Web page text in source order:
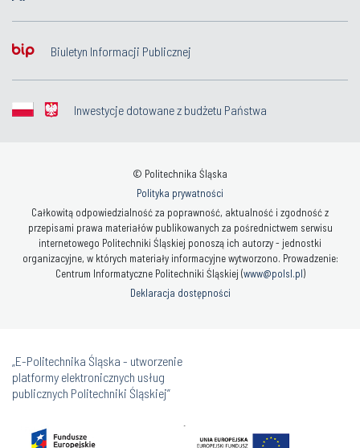
Biuletyn Informacji Publicznej
Inwestycje dotowane z budżetu Państwa
© Politechnika Śląska
Polityka prywatności
Całkowitą odpowiedzialność za poprawność, aktualność i zgodność z
przepisami prawa materiałów publikowanych za pośrednictwem serwisu
internetowego Politechniki Śląskiej ponoszą ich autorzy - jednostki
organizacyjne, w których materiały informacyjne wytworzono. Prowadzenie:
Centrum Informatyczne Politechniki Śląskiej (www@polsl.pl)
Deklaracja dostępności
„E-Politechnika Śląska - utworzenie
platformy elektronicznych usług
publicznych Politechniki Śląskiej”